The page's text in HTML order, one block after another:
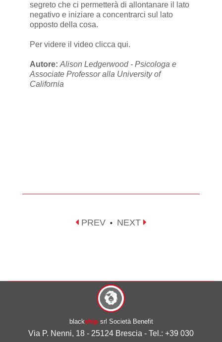
segreto che ci permetterà di allontanare il lato
negativo e iniziare a concentrarci sul lato
opposto della cosa.
Per videre il video clicca qui.
Autore: Alison Ledgerwood - Psicologa e
Associate Professor alla University of
California
PREV • NEXT
blackshipsrl Società Benefit
Via P. Nenni, 18 - 25124 Brescia - Tel.: +39 030